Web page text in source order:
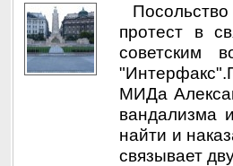
протест в
советским
МИДа
вандализма
найти и
связывает